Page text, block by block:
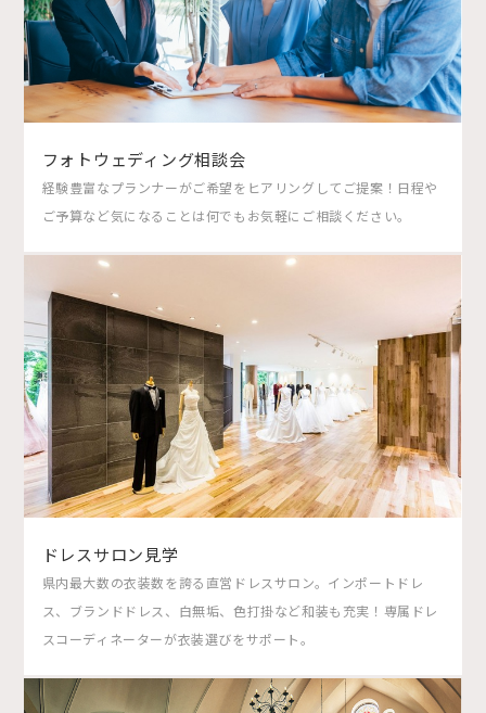
フォトウェディング相談会
経験豊富なプランナーがご希望をヒアリングしてご提案！日程や
ご予算など気になることは何でもお気軽にご相談ください。
ドレスサロン見学
県内最大数の衣装数を誇る直営ドレスサロン。インポートドレ
ス、ブランドドレス、白無垢、色打掛など和装も充実！専属ドレ
スコーディネーターが衣装選びをサポート。